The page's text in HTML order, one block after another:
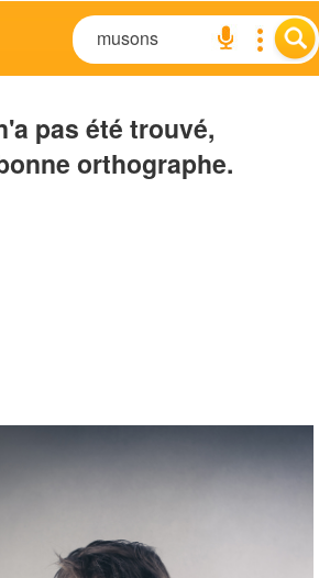
pas été trouvé,
orthographe.